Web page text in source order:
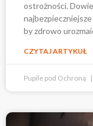
ostrożności.
by zdrowo
CZYTAJ ARTYKUŁ
Pupile pod Ochroną